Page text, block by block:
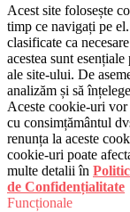
Acest site folosește
timp ce navigați pe
clasificate ca
acestea sunt
ale site-ului. De
analizăm și să
Aceste cookie-uri
cu consimțământul
renunța la aceste
cookie-uri poate
multe detalii în
de Confidențialitate
Funcționale